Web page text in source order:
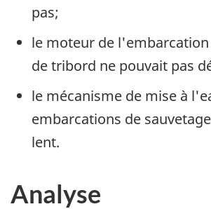
pas;
le moteur de
de tribord ne pouvait pas
le mécanisme de mise à
embarcations de
lent.
Analyse